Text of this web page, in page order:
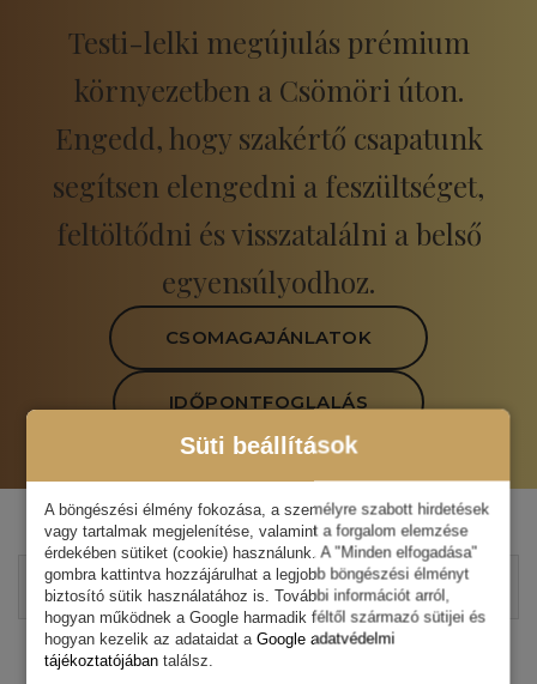
Süti beállítások
A böngészési élmény fokozása, a személyre szabott hirdetések
vagy tartalmak megjelenítése, valamint a forgalom elemzése
érdekében sütiket (cookie) használunk. A "Minden elfogadása"
gombra kattintva hozzájárulhat a legjobb böngészési élményt
biztosító sütik használatához is. További információt arról,
hogyan működnek a Google harmadik féltől származó sütijei és
hogyan kezelik az adataidat aGoogle adatvédelmi
tájékoztatójában találsz.
Testi-lelki megújulás prémium
környezetben a Csömöri úton.
Engedd, hogy szakértő csapatunk
segítsen elengedni a feszültséget,
feltöltődni és visszatalálni a belső
egyensúlyodhoz.
CSOMAGAJÁNLATOK
IDŐPONTFOGLALÁS
A vákuum hatása használójára